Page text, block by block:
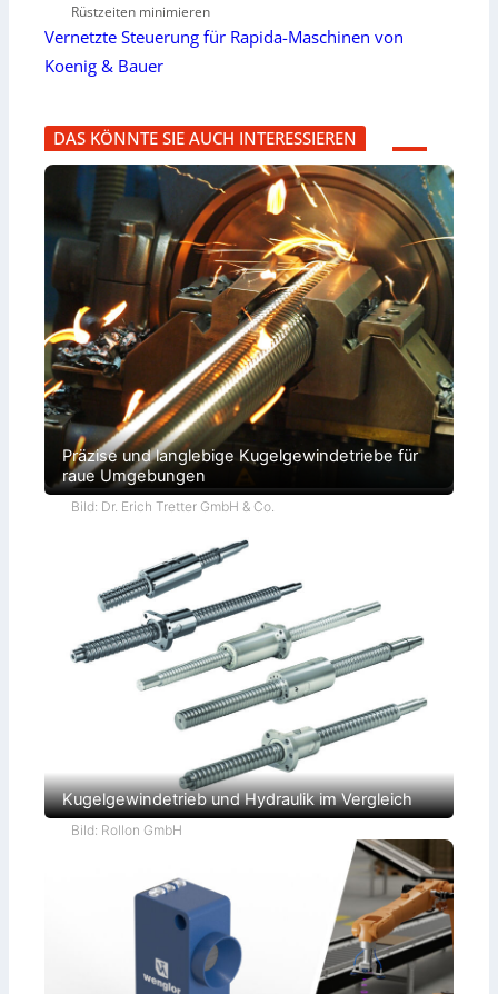
Rüstzeiten minimieren
Vernetzte Steuerung für Rapida-Maschinen von
Koenig & Bauer
DAS KÖNNTE SIE AUCH INTERESSIEREN
Präzise und langlebige Kugelgewindetriebe für
raue Umgebungen
Bild: Dr. Erich Tretter GmbH & Co.
Kugelgewindetrieb und Hydraulik im Vergleich
Bild: Rollon GmbH